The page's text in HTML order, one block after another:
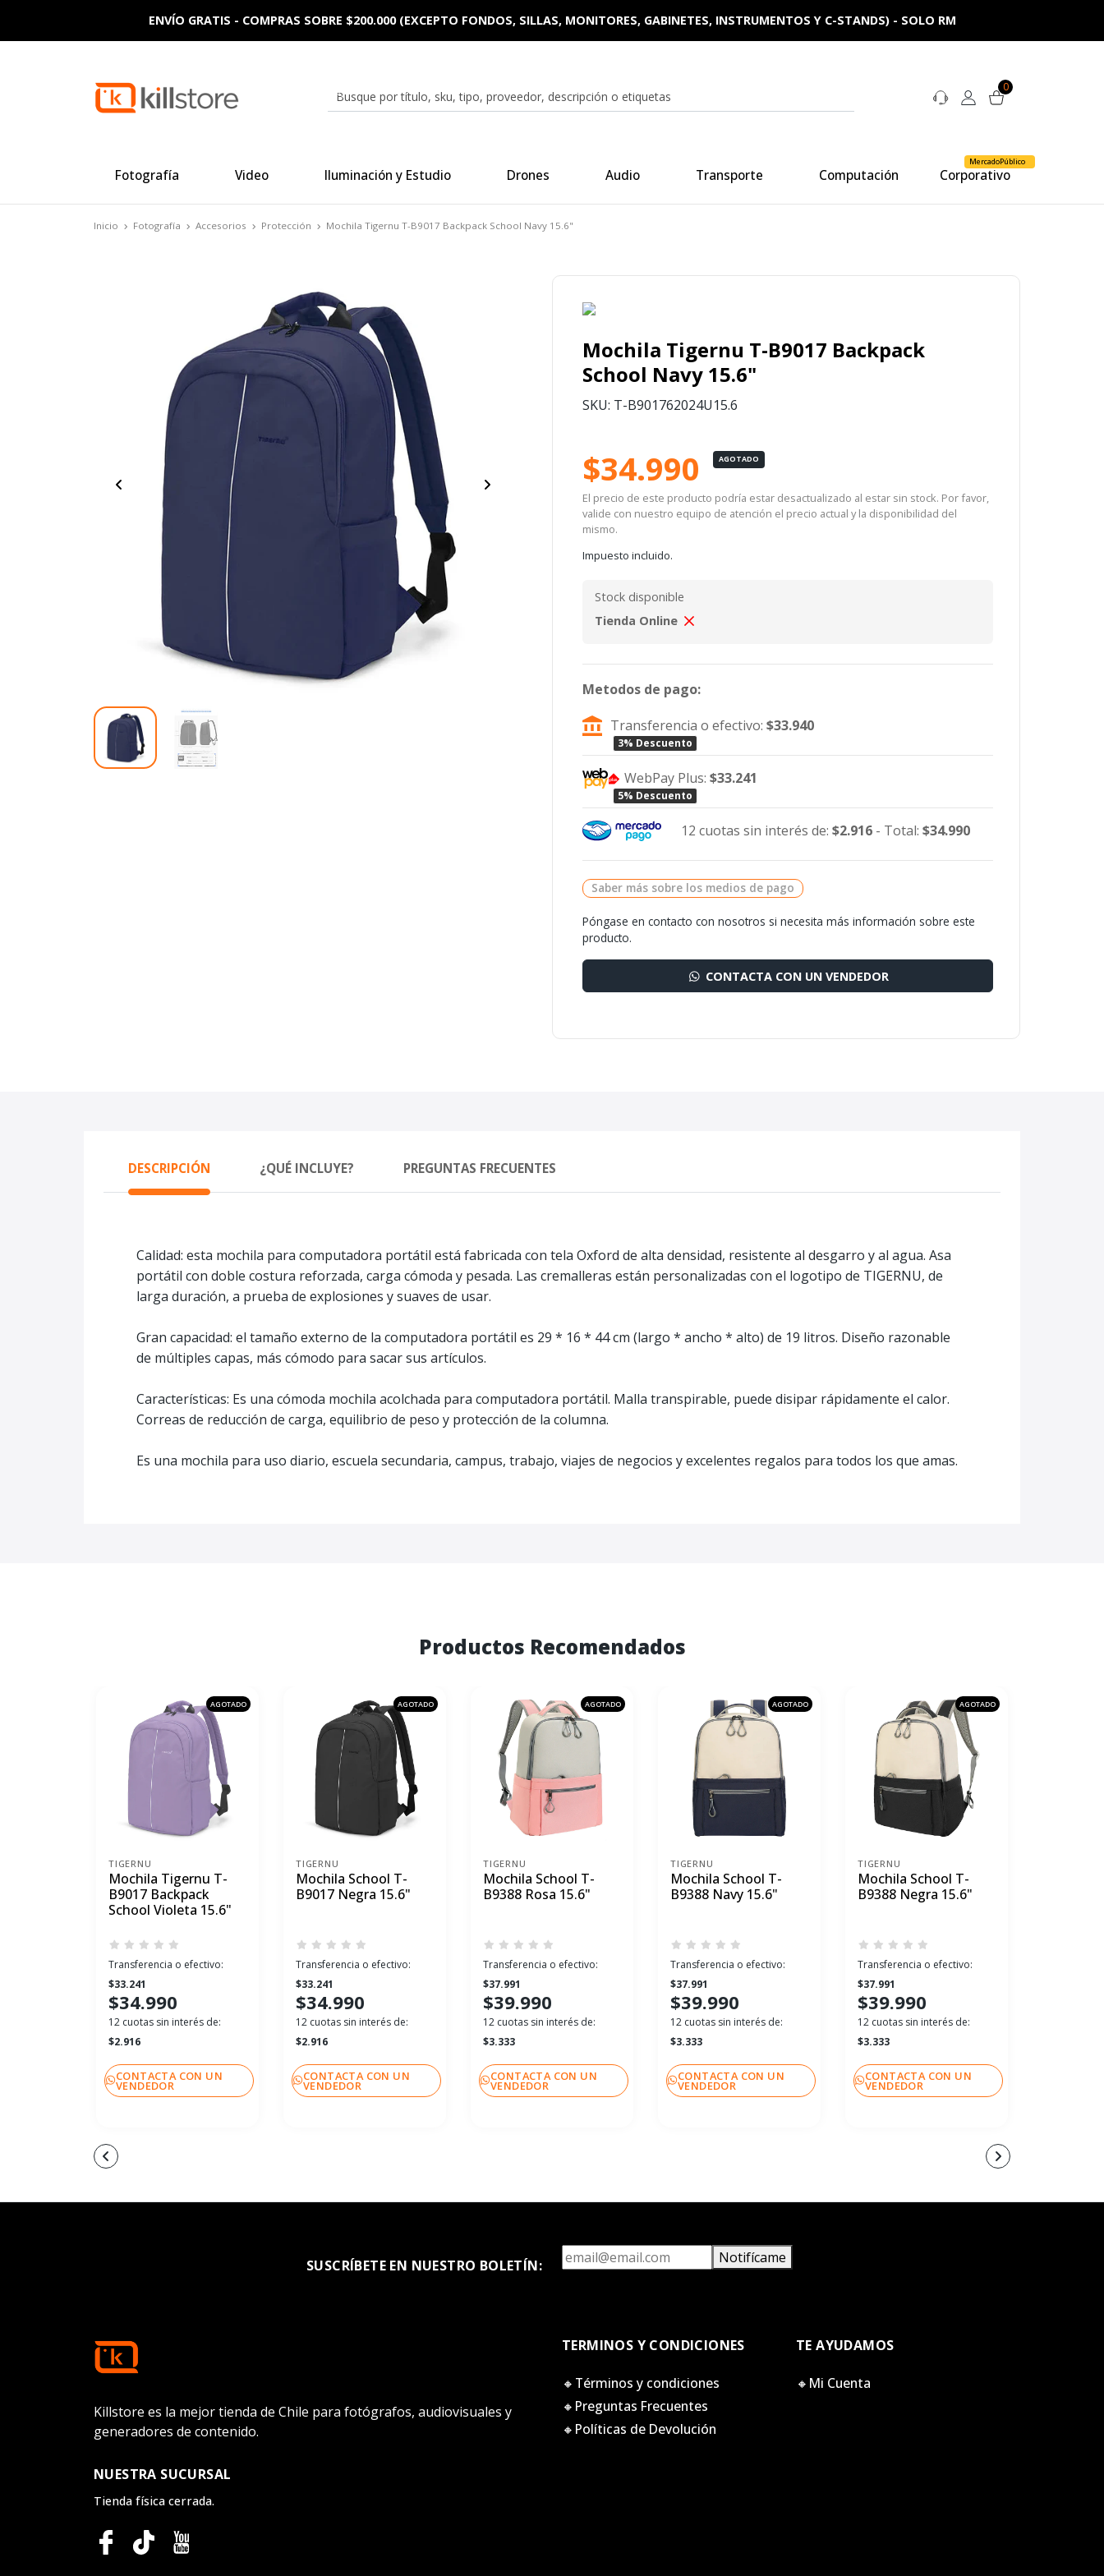
0
Fotografía Video Iluminación y Estudio Drones Audio Transporte Computación Corporativo
MercadoPúblico
ENVÍO GRATIS - COMPRAS SOBRE $200.000 (EXCEPTO FONDOS, SILLAS, MONITORES, GABINETES, INSTRUMENTOS Y C-STANDS) - SOLO RM
Inicio Fotografía Accesorios Protección Mochila Tigernu T-B9017 Backpack School Navy 15.6"
Mochila Tigernu T-B9017 Backpack
School Navy 15.6"
SKU: T-B901762024U15.6
$34.990 AGOTADO
El precio de este producto podría estar desactualizado al estar sin stock. Por favor,
valide con nuestro equipo de atención el precio actual y la disponibilidad del
mismo.
Impuesto incluido.
Stock disponible
Tienda Online
Metodos de pago:
Transferencia o efectivo:$33.940
3% Descuento
WebPay Plus:$33.241
5% Descuento
12 cuotas sin interés de: $2.916- Total: $34.990
Saber más sobre los medios de pago
Póngase en contacto con nosotros si necesita más información sobre este
producto.
CONTACTA CON UN VENDEDOR
DESCRIPCIÓN ¿QUÉ INCLUYE? PREGUNTAS FRECUENTES
Calidad: esta mochila para computadora portátil está fabricada con tela Oxford de alta densidad, resistente al desgarro y al agua. Asa
portátil con doble costura reforzada, carga cómoda y pesada. Las cremalleras están personalizadas con el logotipo de TIGERNU, de
larga duración, a prueba de explosiones y suaves de usar.
Gran capacidad: el tamaño externo de la computadora portátil es 29 * 16 * 44 cm (largo * ancho * alto) de 19 litros. Diseño razonable
de múltiples capas, más cómodo para sacar sus artículos.
Características: Es una cómoda mochila acolchada para computadora portátil. Malla transpirable, puede disipar rápidamente el calor.
Correas de reducción de carga, equilibrio de peso y protección de la columna.
Es una mochila para uso diario, escuela secundaria, campus, trabajo, viajes de negocios y excelentes regalos para todos los que amas.
Productos Recomendados
AGOTADO
TIGERNU
Mochila Tigernu T-
B9017 Backpack
School Violeta 15.6"
Transferencia o efectivo:
$33.241
$34.990
12 cuotas sin interés de:
$2.916
CONTACTA CON UN
VENDEDOR
AGOTADO
TIGERNU
Mochila School T-
B9017 Negra 15.6"
Transferencia o efectivo:
$33.241
$34.990
12 cuotas sin interés de:
$2.916
CONTACTA CON UN
VENDEDOR
AGOTADO
TIGERNU
Mochila School T-
B9388 Rosa 15.6"
Transferencia o efectivo:
$37.991
$39.990
12 cuotas sin interés de:
$3.333
CONTACTA CON UN
VENDEDOR
AGOTADO
TIGERNU
Mochila School T-
B9388 Navy 15.6"
Transferencia o efectivo:
$37.991
$39.990
12 cuotas sin interés de:
$3.333
CONTACTA CON UN
VENDEDOR
AGOTADO
TIGERNU
Mochila School T-
B9388 Negra 15.6"
Transferencia o efectivo:
$37.991
$39.990
12 cuotas sin interés de:
$3.333
CONTACTA CON UN
VENDEDOR
SUSCRÍBETE EN NUESTRO BOLETÍN: Notifícame
Killstore es la mejor tienda de Chile para fotógrafos, audiovisuales y
generadores de contenido.
NUESTRA SUCURSAL
Tienda física cerrada.
TERMINOS Y CONDICIONES
🔸Términos y condiciones
🔸Preguntas Frecuentes
🔸Políticas de Devolución
TE AYUDAMOS
🔸Mi Cuenta